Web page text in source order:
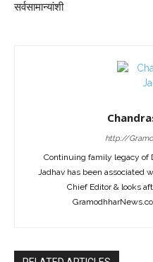
सर्वसामान्यांशी
http://
Continuing family legacy of
Jadhav has been associated
Chief Editor & looks